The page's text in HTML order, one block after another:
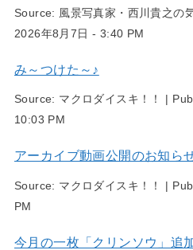
Source: 風景写真家・西川貴之の
2026年8月7日 - 3:40 PM
み～つけた～♪
Source: マクロダイスキ！！ |
10:03 PM
アーカイブ動画公開のお知ら
Source: マクロダイスキ！！ |
PM
今月の一枚「クリンソウ」追